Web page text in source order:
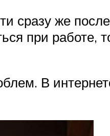
сразу же
при работе,
В